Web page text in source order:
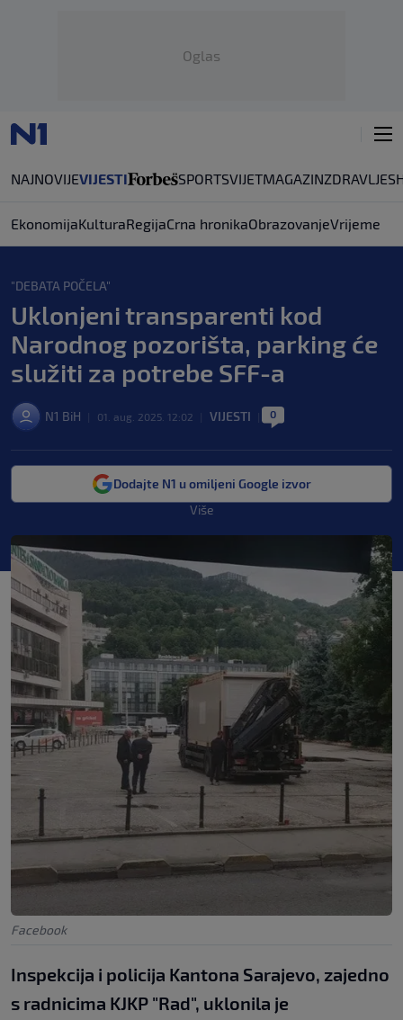
Oglas
NAJNOVIJEVIJESTI SPORTSVIJETMAGAZINZDRAVLJE
EkonomijaKulturaRegijaCrna hronikaObrazovanjeVrijeme
"DEBATA POČELA"
Uklonjeni transparenti kod
Narodnog pozorišta, parking će
služiti za potrebe SFF-a
N1 BiH 01. aug. 2025. 12:02 VIJESTI 0
Dodajte N1 u omiljeni Google izvor
Više
Facebook
Inspekcija i policija Kantona Sarajevo, zajedno
s radnicima KJKP "Rad", uklonila je